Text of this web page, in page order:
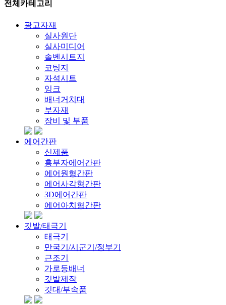
전체카테고리
광고자재
실사원단
실사미디어
솔벤시트지
코팅지
자석시트
잉크
배너거치대
부자재
장비 및 부품
에어간판
신제품
흥부자에어간판
에어원형간판
에어사각형간판
3D에어간판
에어아치형간판
깃발/태극기
태극기
만국기/시군기/정부기
근조기
가로등배너
깃발제작
깃대/부속품